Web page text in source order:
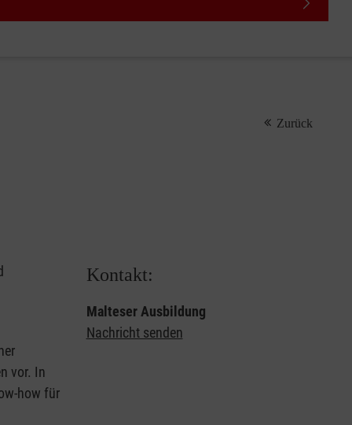
Zurück
vor. In
how für
Kontakt:
Malteser Ausbildung
Nachricht senden